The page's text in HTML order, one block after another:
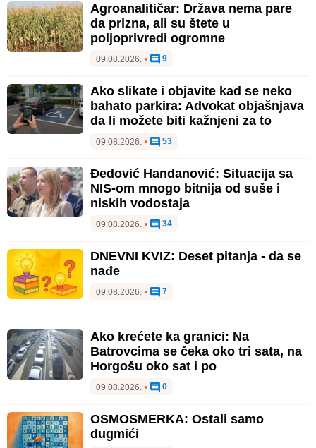
Agroanalitičar: Država nema pare
da prizna, ali su štete u
poljoprivredi ogromne
09.08.2026. • 9
Ako slikate i objavite kad se neko
bahato parkira: Advokat objašnjava
da li možete biti kažnjeni za to
09.08.2026. • 53
Đedović Handanović: Situacija sa
NIS-om mnogo bitnija od suše i
niskih vodostaja
09.08.2026. • 34
DNEVNI KVIZ: Deset pitanja - da se
nađe
09.08.2026. • 7
Ako krećete ka granici: Na
Batrovcima se čeka oko tri sata, na
Horgošu oko sat i po
09.08.2026. • 0
OSMOSMERKA: Ostali samo
dugmići